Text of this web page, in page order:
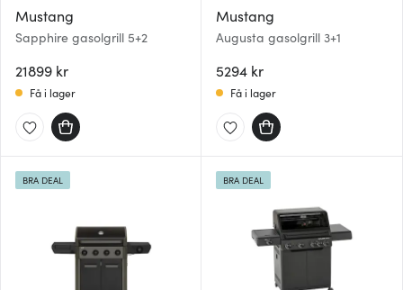
Mustang
Sapphire gasolgrill 5+2
21899 kr
Få i lager
Mustang
Augusta gasolgrill 3+1
5294 kr
Få i lager
BRA DEAL BRA DEAL